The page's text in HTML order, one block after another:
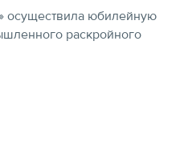
осуществила юбилейную
раскройного